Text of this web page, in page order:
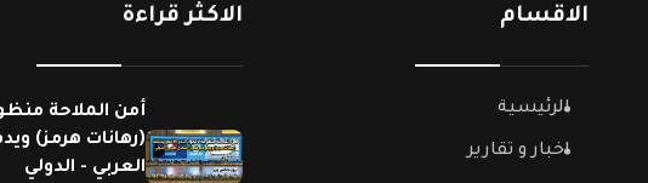
الاقسام
الرئيسية
اخبار و تقارير
الاكثر قراءة
أمن الملاحة
(رهانات هرمز)
العربي - الدولي